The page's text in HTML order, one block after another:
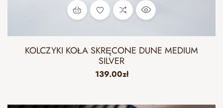
KOLCZYKI KOŁA SKRĘCONE DUNE MEDIUM
SILVER
139.00zł